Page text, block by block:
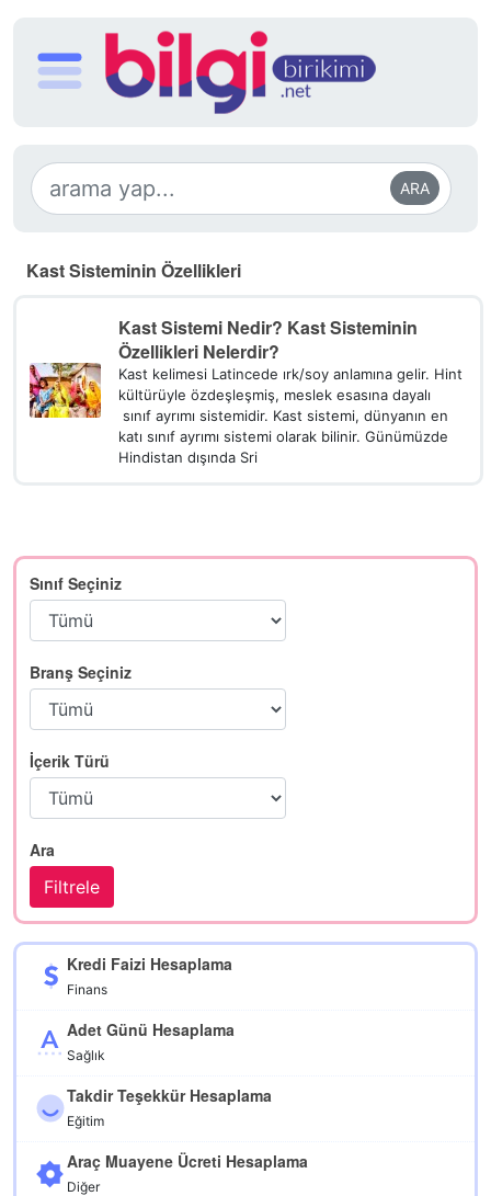
ARA
Kast Sisteminin Özellikleri
Kast Sistemi Nedir? Kast Sisteminin
Özellikleri Nelerdir?
Kast kelimesi Latincede ırk/soy anlamına gelir. Hint
kültürüyle özdeşleşmiş, meslek esasına dayalı
sınıf ayrımı sistemidir. Kast sistemi, dünyanın en
katı sınıf ayrımı sistemi olarak bilinir. Günümüzde
Hindistan dışında Sri
Sınıf Seçiniz
Branş Seçiniz
İçerik Türü
Ara
Kredi Faizi Hesaplama
Finans
Adet Günü Hesaplama
Sağlık
Takdir Teşekkür Hesaplama
Eğitim
Araç Muayene Ücreti Hesaplama
Diğer